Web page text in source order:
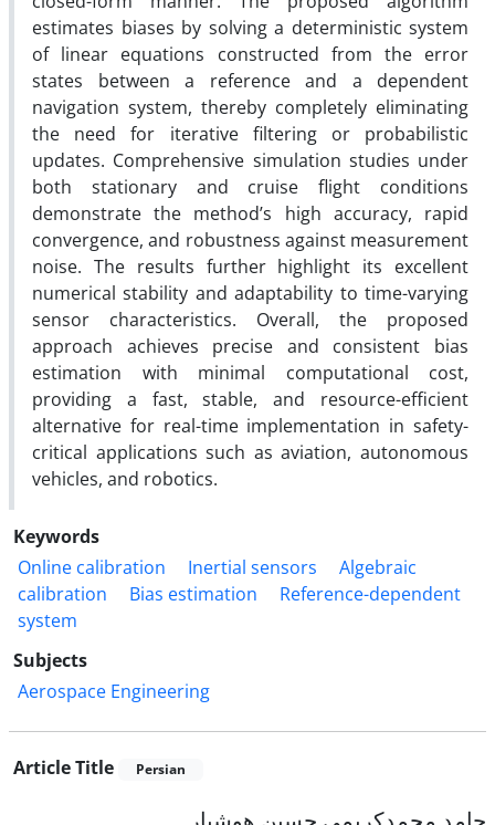
estimates biases by solving a deterministic system
of linear equations constructed from the error
states between a reference and a dependent
navigation system, thereby completely eliminating
the need for iterative filtering or probabilistic
updates. Comprehensive simulation studies under
both stationary and cruise flight conditions
demonstrate the method’s high accuracy, rapid
convergence, and robustness against measurement
noise. The results further highlight its excellent
numerical stability and adaptability to time-varying
sensor characteristics. Overall, the proposed
approach achieves precise and consistent bias
estimation with minimal computational cost,
providing a fast, stable, and resource-efficient
alternative for real-time implementation in safety-
critical applications such as aviation, autonomous
vehicles, and robotics.
Keywords
Online calibration
Inertial sensors
Algebraic
calibration
Bias estimation
Reference-dependent
system
Subjects
Aerospace Engineering
Article Title Persian